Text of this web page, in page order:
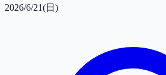
2026/6/21(日)